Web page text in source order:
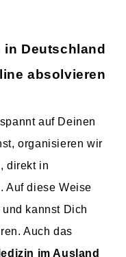
Deutschland
absolvieren
auf Deinen
organisieren wir
direkt in
Auf diese Weise
kannst Dich
Auch das
im Ausland